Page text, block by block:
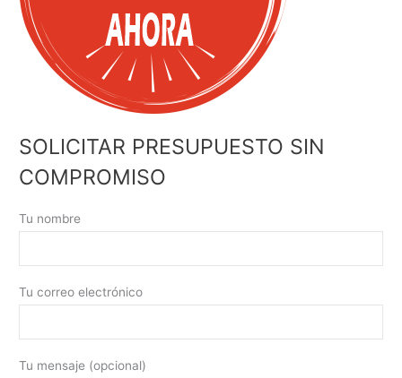
SOLICITAR PRESUPUESTO SIN
COMPROMISO
Tu nombre
Tu correo electrónico
Tu mensaje (opcional)